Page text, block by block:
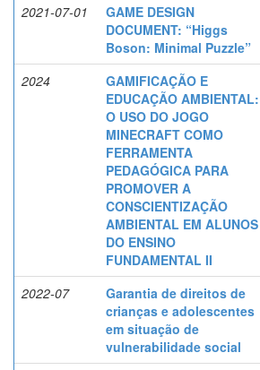
2021-07-01
GAME DESIGN
DOCUMENT: “Higgs
Boson: Minimal Puzzle”
2024
GAMIFICAÇÃO E
EDUCAÇÃO AMBIENTAL:
O USO DO JOGO
MINECRAFT COMO
FERRAMENTA
PEDAGÓGICA PARA
PROMOVER A
CONSCIENTIZAÇÃO
AMBIENTAL EM ALUNOS
DO ENSINO
FUNDAMENTAL II
2022-07
Garantia de direitos de
crianças e adolescentes
em situação de
vulnerabilidade social